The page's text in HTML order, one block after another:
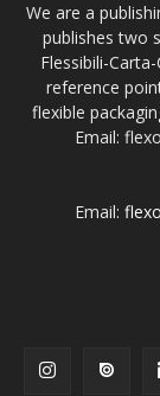
We are a
publishes two
Flessibili-
reference
flexible
Email:
Email: